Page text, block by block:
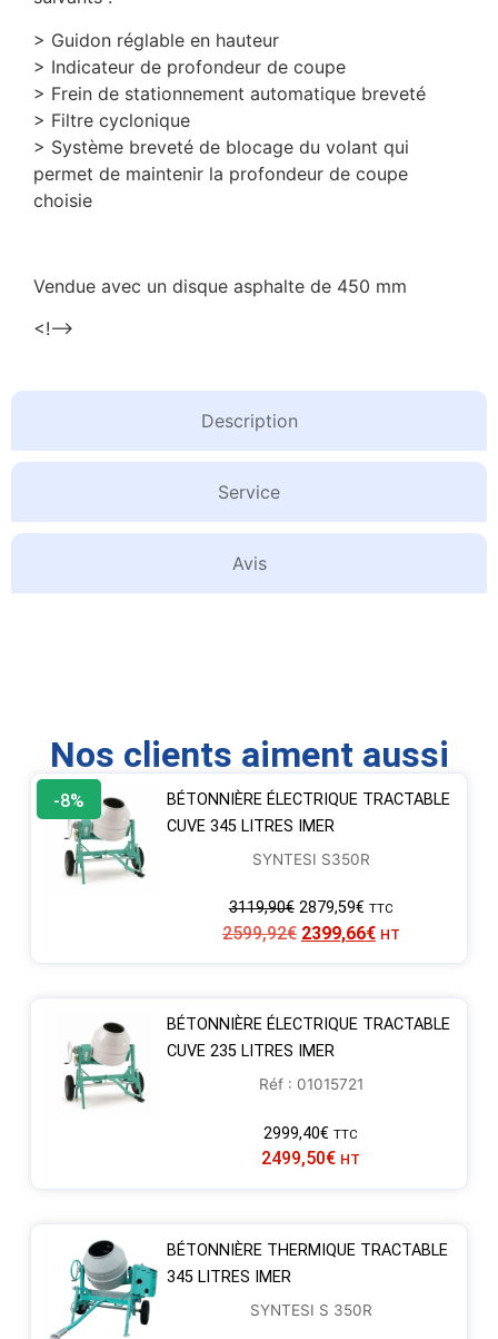
Description
Service
Avis
> Guidon réglable en hauteur
> Indicateur de profondeur de coupe
> Frein de stationnement automatique breveté
> Filtre cyclonique
> Système breveté de blocage du volant qui
permet de maintenir la profondeur de coupe
choisie
Vendue avec un disque asphalte de 450 mm
<!–
Nos clients aiment aussi
-8%
BÉTONNIÈRE ÉLECTRIQUE TRACTABLE
CUVE 345 LITRES IMER
SYNTESI S350R
3119,90€ 2879,59€ TTC
2599,92€ 2399,66€ HT
BÉTONNIÈRE ÉLECTRIQUE TRACTABLE
CUVE 235 LITRES IMER
Réf : 01015721
2999,40€ TTC
2499,50€ HT
BÉTONNIÈRE THERMIQUE TRACTABLE
345 LITRES IMER
SYNTESI S 350R